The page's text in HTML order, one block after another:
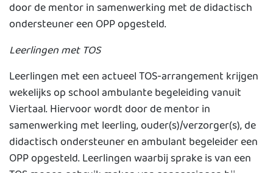
door de mentor in samenwerking met de didactisch
ondersteuner een OPP opgesteld.
Leerlingen met TOS
Leerlingen met een actueel TOS-arrangement krijgen
wekelijks op school ambulante begeleiding vanuit
Viertaal. Hiervoor wordt door de mentor in
samenwerking met leerling, ouder(s)/verzorger(s), de
didactisch ondersteuner en ambulant begeleider een
OPP opgesteld. Leerlingen waarbij sprake is van een